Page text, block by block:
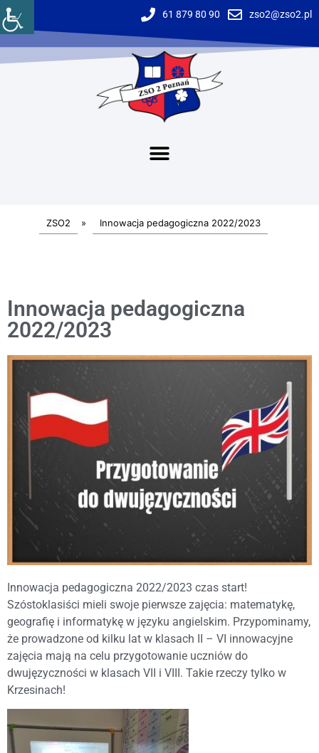
61 879 80 90 zso2@zso2.pl
ZSO2 » Innowacja pedagogiczna 2022/2023
Innowacja pedagogiczna
2022/2023
Innowacja pedagogiczna 2022/2023 czas start!
Szóstoklasiści mieli swoje pierwsze zajęcia: matematykę,
geografię i informatykę w języku angielskim. Przypominamy,
że prowadzone od kilku lat w klasach II – VI innowacyjne
zajęcia mają na celu przygotowanie uczniów do
dwujęzyczności w klasach VII i VIII. Takie rzeczy tylko w
Krzesinach!